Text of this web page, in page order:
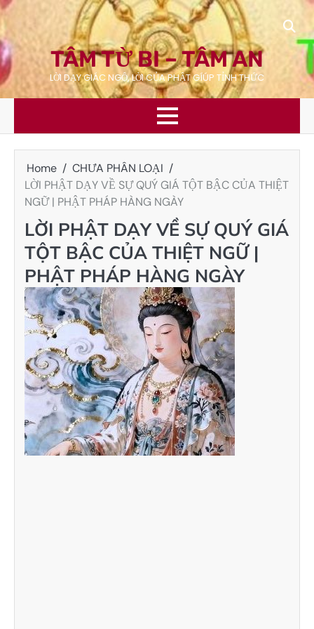
Skip
to
content
TÂM TỪ BI – TÂM AN
LỜI DẠY GIÁC NGỘ, LỜI CỦA PHẬT GÍÚP TỈNH THỨC
Home
CHƯA PHÂN LOẠI
LỜI PHẬT DẠY VỀ SỰ QUÝ GIÁ TỘT BẬC CỦA THIỆT
NGỮ | PHẬT PHÁP HÀNG NGÀY
LỜI PHẬT DẠY VỀ SỰ QUÝ GIÁ
TỘT BẬC CỦA THIỆT NGỮ |
PHẬT PHÁP HÀNG NGÀY